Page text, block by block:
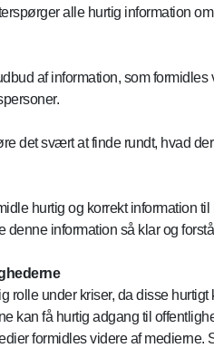
alle hurtig information
af information, som
det svært at finde rundt, hvad
hurtig og korrekt information
denne information så klar og
under kriser, da disse hurtigt
kan få hurtig adgang til
formidles videre af medierne.